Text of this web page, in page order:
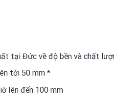
tại Đức về độ bền và chất
tới 50 mm *
lên đến 100 mm